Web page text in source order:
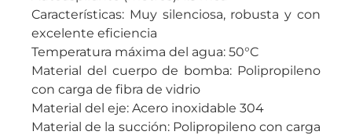
Características: Muy silenciosa, robusta y con
excelente eficiencia
Temperatura máxima del agua: 50°C
Material del cuerpo de bomba: Polipropileno
con carga de fibra de vidrio
Material del eje: Acero inoxidable 304
Material de la succión: Polipropileno con carga